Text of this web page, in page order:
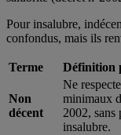
Pour insalubre,
confondus, mais ils
Terme Définition
Non
décent
Ne
minimaux
2002, sans
insalubre.